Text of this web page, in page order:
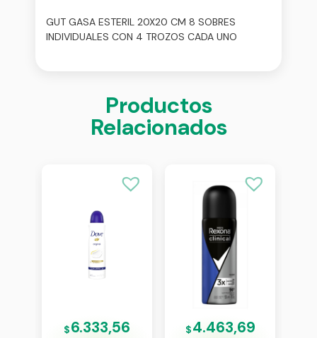
GUT GASA ESTERIL 20X20 CM 8 SOBRES
INDIVIDUALES CON 4 TROZOS CADA UNO
Productos
Relacionados
$6.333,56 $4.463,69